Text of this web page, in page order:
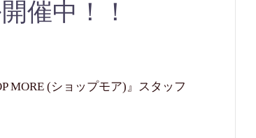
催中！！
MORE (ショップモア)』スタッフ